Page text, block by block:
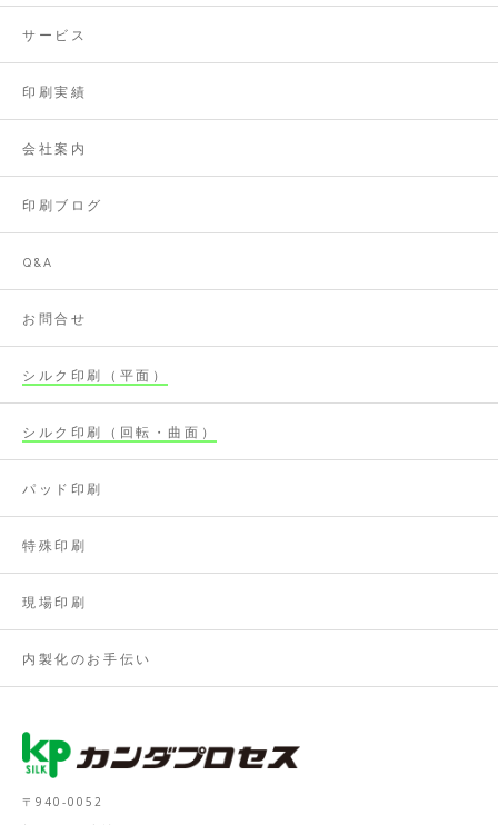
サービス
印刷実績
会社案内
印刷ブログ
Q&A
お問合せ
シルク印刷（平面）
シルク印刷（回転・曲面）
パッド印刷
特殊印刷
現場印刷
内製化のお手伝い
〒940-0052